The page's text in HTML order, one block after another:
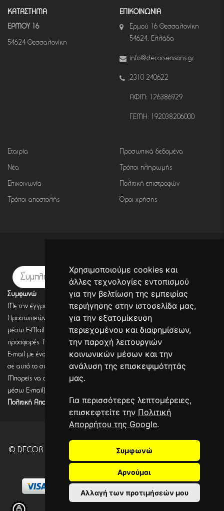
Χρησιμοποιούμε cookies και
άλλες τεχνολογίες εντοπισμού
για την βελτίωση της εμπειρίας
περιήγησης στην ιστοσελίδα μας,
για την εξατομίκευση
περιεχομένου και διαφημίσεων,
την παροχή λειτουργιών
κοινωνικών μέσων και την
ανάλυση της επισκεψιμότητάς
μας.
Για περισσότερες λεπτομέρειες,
επισκεφτείτε την Πολιτική
Απορρήτου της Google.
Συμφωνώ
Αρνούμαι
Αλλαγή των προτιμήσεών μου
ΚΑΤΑΣΤΗΜΑ
ΕΡΜΟΥ 16
54624 Θεσσαλονίκη
ΕΠΙΚΟΙΝΩΝΙΑ
Ερμού 16 Θεσσαλονίκη
54624, Ελλάδα
info@decorseasons.gr
2310 240622
ΑΦΜ: 126386929
ΓΕΜΗ: 192038206000
Εταιρία
Νέα
Επικοινωνία
Τρόποι αποστολής
Προσωπικά δεδομένα
Τρόποι πληρωμής
Πολιτική επιστροφών
Όροι χρήσης
Εγγραφή
Συμφωνώ
Με την εγγραφή σου, συμφωνείς με την Πολιτική Προστασίας
Προσωπικών Δεδομένων και συμφωνείς πως η DECORSEASONS μπορεί
μέσω E-Mail να στέλνει πληροφορίες για σχετικά προϊόντα, τις τρέχουσες
προσφορές. Μετά από έλεγχο από την DECORSEASONS θα λάβεις ένα
E-mail με ένα link επιβεβαίωσης (Double opt-in). Μόνο μετά από κλικ
σε αυτό το σύνδεσμο, η εγγραφή θα έχει ολοκληρωθεί.
Μπορείς να αποσύρεις τη συναίνεση (για να λαμβάνεις πληροφορίες
μέσω E-mail) οποιαδήποτε στιγμή σύμφωνα με όσα καθορίζονται στην
Πολιτική Απορρήτου.
© DECOR SEASONS - Development - Powered by
I.S.. CITYCART 2026